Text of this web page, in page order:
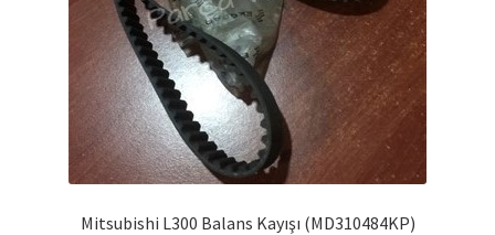
Mitsubishi L300 Balans Kayışı (MD310484KP)